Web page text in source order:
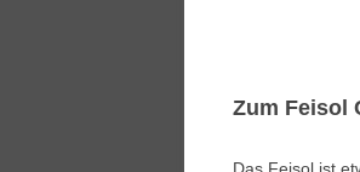
Zum Feisol